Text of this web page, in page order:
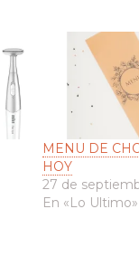
MENU DE
HOY
27 de
En «Lo Ultimo»